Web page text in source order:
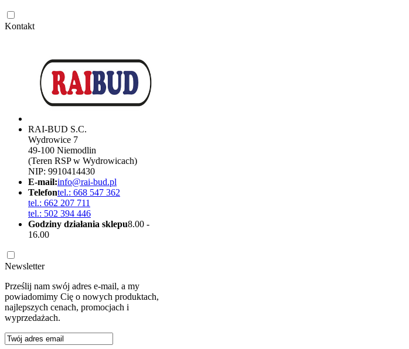
Kontakt
RAI-BUD S.C.
Wydrowice 7
49-100 Niemodlin
(Teren RSP w Wydrowicach)
NIP: 9910414430
E-mail:info@rai-bud.pl
Telefontel.: 668 547 362
tel.: 662 207 711
tel.: 502 394 446
Godziny działania sklepu8.00 -
16.00
Newsletter
Prześlij nam swój adres e-mail, a my
powiadomimy Cię o nowych produktach,
najlepszych cenach, promocjach i
wyprzedażach.